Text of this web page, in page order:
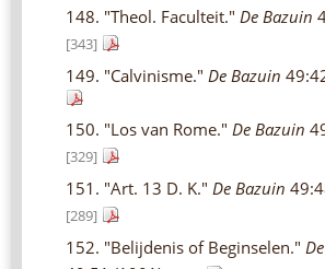
148. "Theol. Faculteit." De Bazuin
[343]
149. "Calvinisme." De Bazuin
150. "Los van Rome." De Bazuin
[329]
151. "Art. 13 D. K." De Bazuin
[289]
152. "Belijdenis of Beginselen."